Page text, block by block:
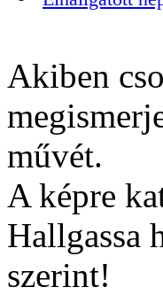
Akiben
művét.
A képre
Hallgassa
szerint!